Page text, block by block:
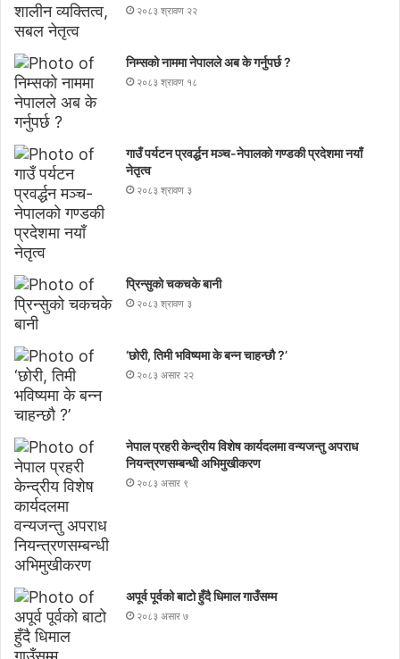
२०८३ श्रावण २२
निम्सकाे नाममा नेपालले अब के गर्नुपर्छ ?
२०८३ श्रावण १८
गाउँ पर्यटन प्रवर्द्धन मञ्च-नेपालकाे गण्डकी प्रदेशमा नयाँ
नेतृत्व
२०८३ श्रावण ३
प्रिन्सुको चकचके बानी
२०८३ श्रावण ३
‘छोरी, तिमी भविष्यमा के बन्न चाहन्छौ ?’
२०८३ असार २२
नेपाल प्रहरी केन्द्रीय विशेष कार्यदलमा वन्यजन्तु अपराध
नियन्त्रणसम्बन्धी अभिमुखीकरण
२०८३ असार ९
अपूर्व पूर्वको बाटो हुँदै धिमाल गाउँसम्म
२०८३ असार ७